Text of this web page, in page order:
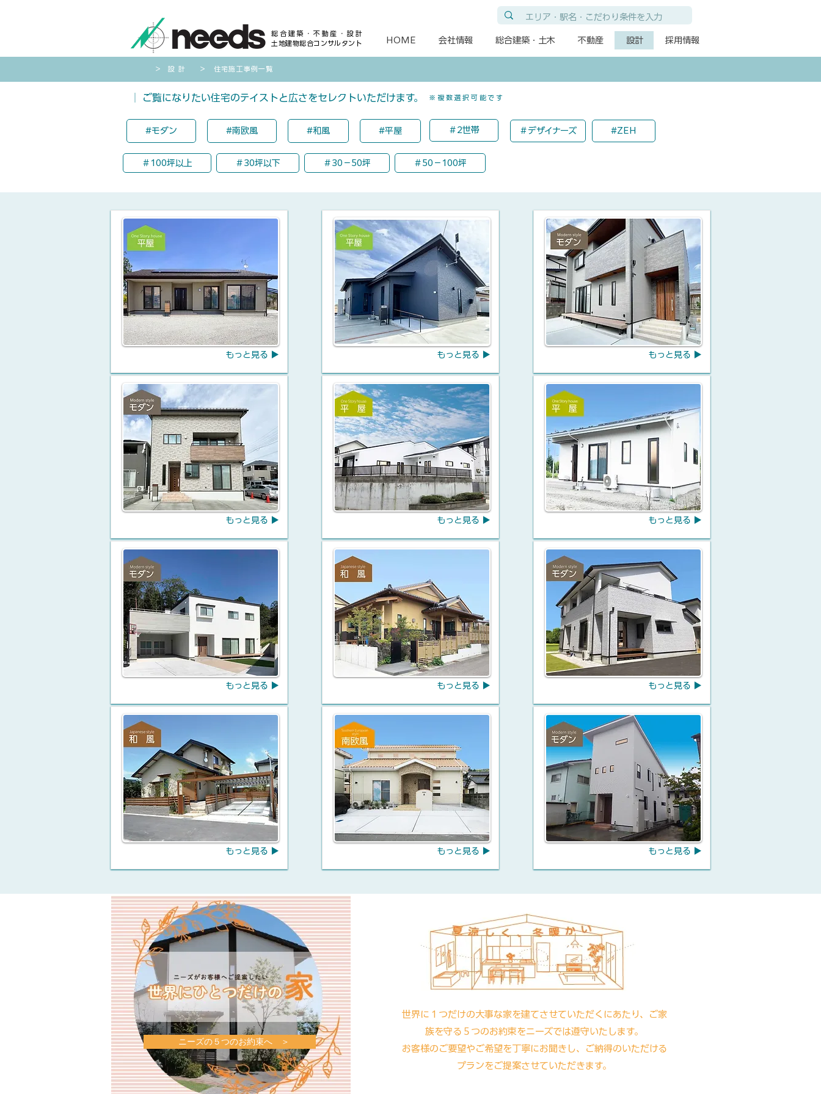
総合建築・不動産・設計
土地建物総合コンサルタント
HOME 会社情報 総合建築・土木 不動産 設計 採用情報
​＞ 設 計 ＞ 住宅施工事例一覧
​│ ご覧になりたい住宅のテイストと広さをセレクトいただけます。 ​※複数選択可能です
＃2世帯
#モダン #南欧風 #和風 #平屋 ＃デザイナーズ #ZEH
＃100坪以上 ＃30坪以下 ＃30－50坪 ＃50－100坪
もっと見る ▶
もっと見る ▶
もっと見る ▶
もっと見る ▶
もっと見る ▶
もっと見る ▶
もっと見る ▶
もっと見る ▶
もっと見る ▶
もっと見る ▶
もっと見る ▶
もっと見る ▶
ニーズの５つのお約束へ ＞
世界に１つだけの大事な家を建てさせていただくにあたり、ご家
族を守る５つのお約束をニーズでは遵守いたします。
お客様のご要望やご希望を丁寧にお聞きし、ご納得のいただける
プランをご提案させていただきます。